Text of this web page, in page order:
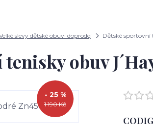
slevy dětské obuvi doprodej Dětské sportovní
obuv
1 190 Kč
- 25 %